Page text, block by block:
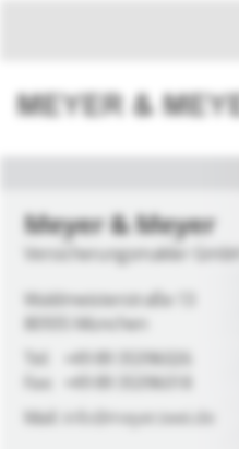
Meyer & Meyer
Versicherungsmakler GmbH
Waldmeisterstraße 13
80935 München
+49 89 35396026
+49 89 35396018
info@meyerzwei.de